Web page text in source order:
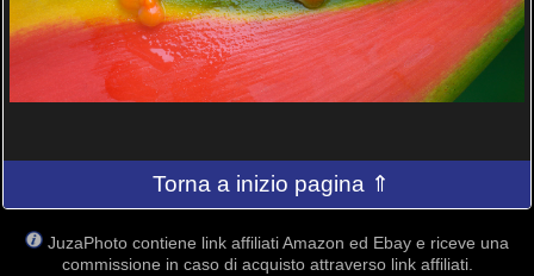
Torna a inizio pagina ⇑
JuzaPhoto contiene link affiliati Amazon ed Ebay e riceve una
commissione in caso di acquisto attraverso link affiliati.